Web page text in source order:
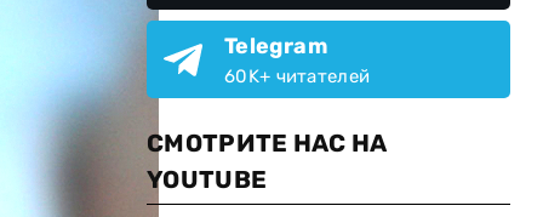
Telegram
60K+ читателей
СМОТРИТЕ НАС НА
YOUTUBE